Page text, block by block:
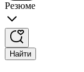
Резюме
Найти